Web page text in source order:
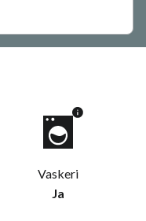
Vaskeri
Ja